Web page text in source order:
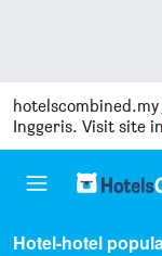
hotelscombined.my
Inggeris. Visit site in
Hotel-hotel